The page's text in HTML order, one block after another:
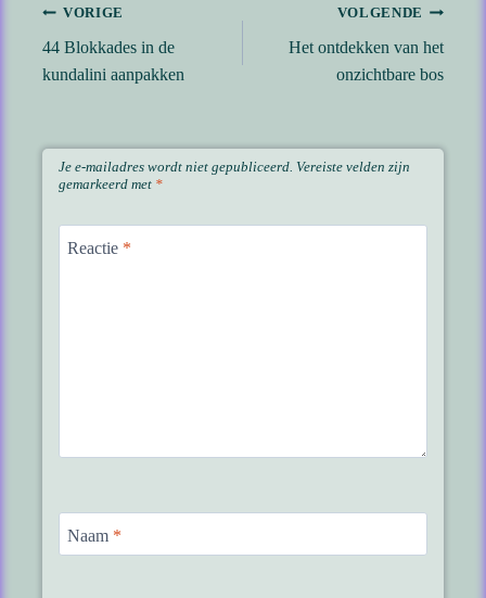
Bericht
navigatie
VORIGE
44 Blokkades in de
kundalini aanpakken
VOLGENDE
Het ontdekken van het
onzichtbare bos
Je e-mailadres wordt niet gepubliceerd. Vereiste velden zijn
gemarkeerd met *
Reactie *
Naam *